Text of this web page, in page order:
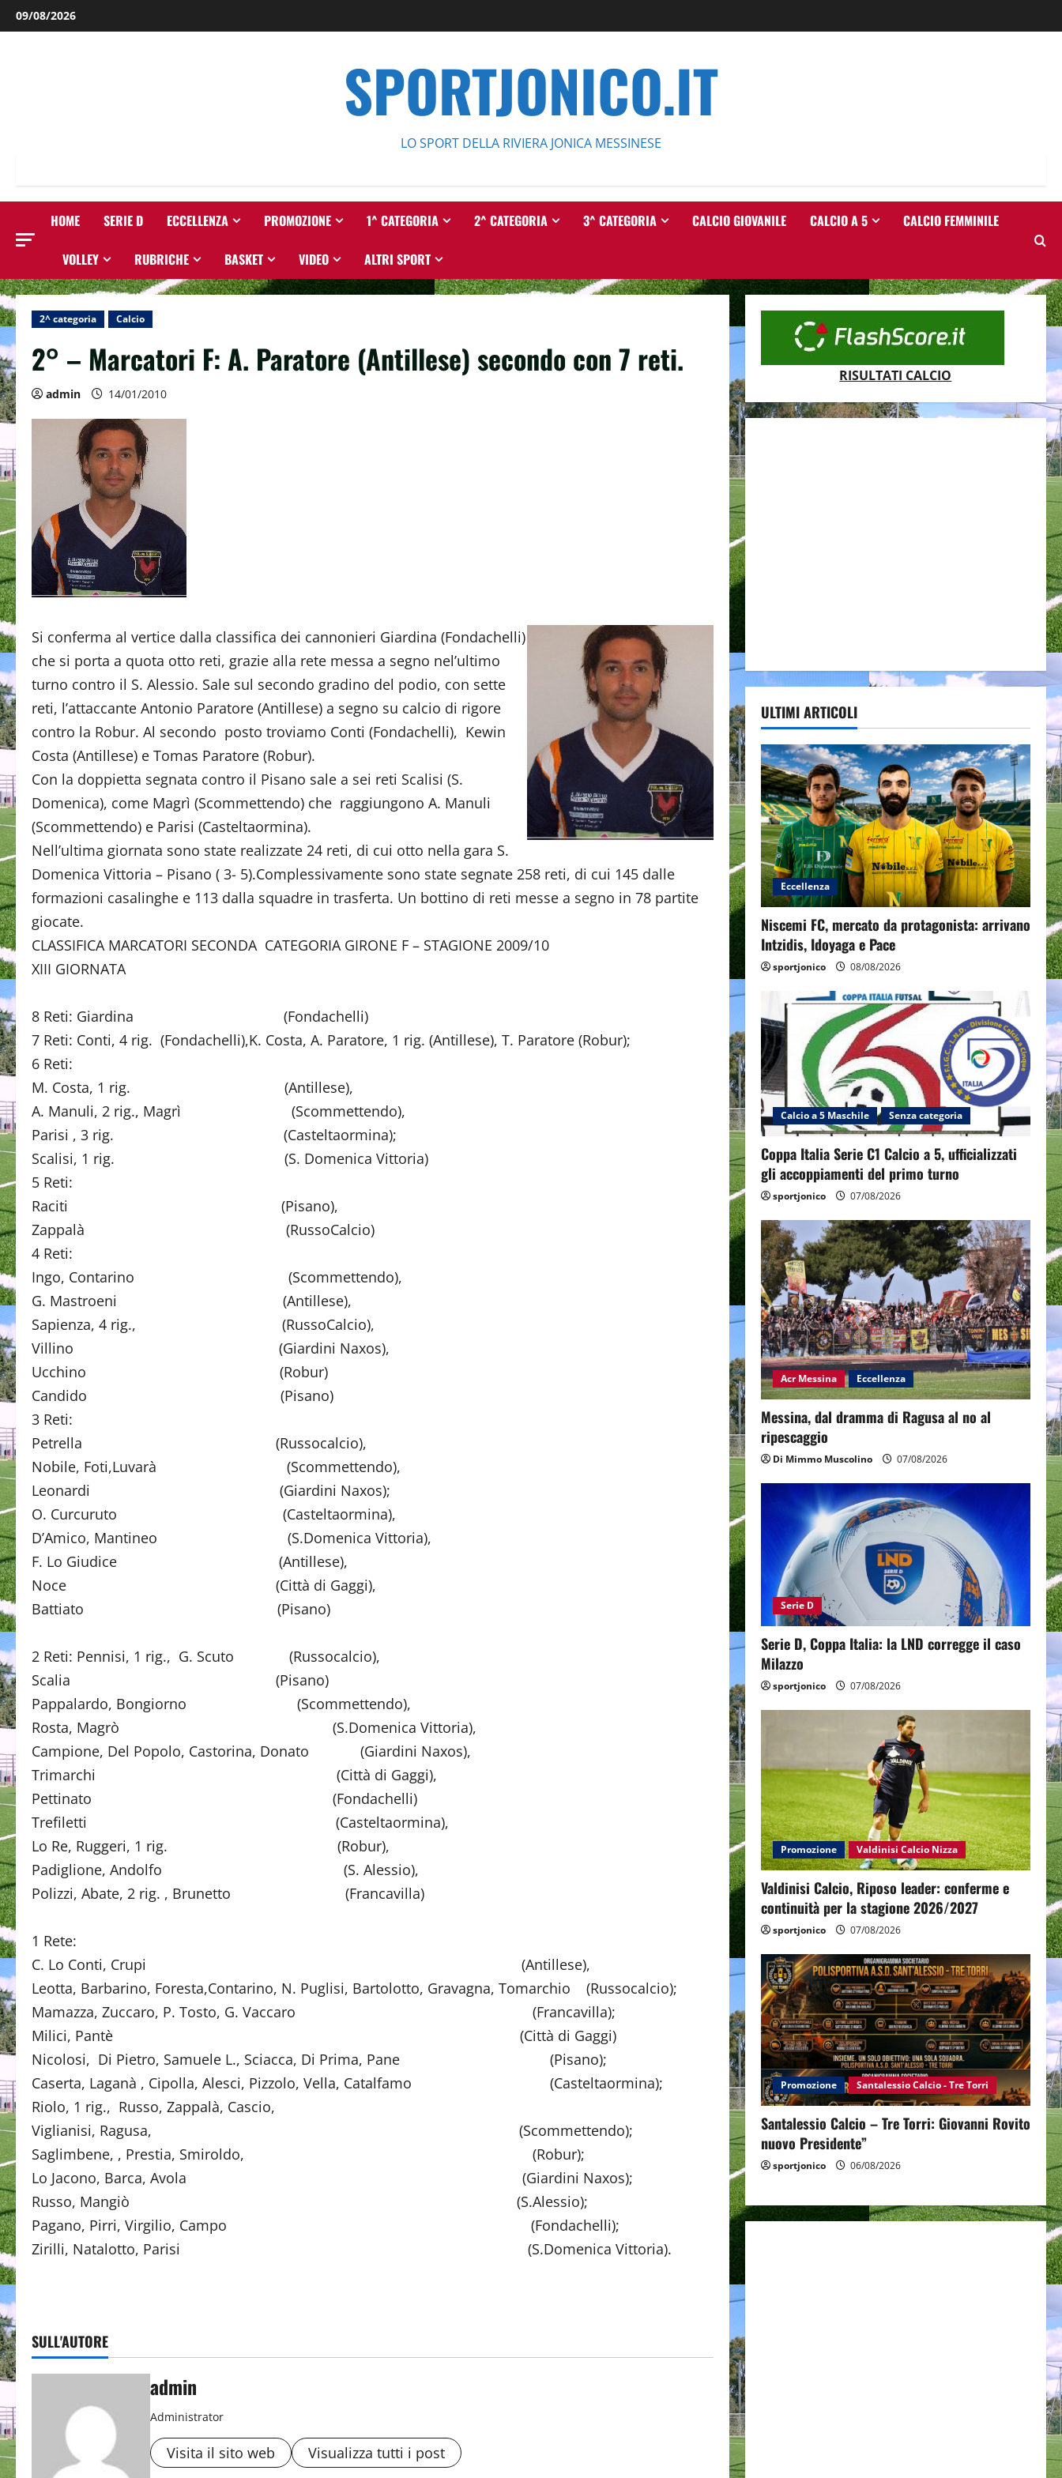
Salta
al
09/08/2026
SPORTJONICO.IT
LO SPORT DELLA RIVIERA JONICA MESSINESE
HOME SERIE D ECCELLENZA PROMOZIONE 1^ CATEGORIA 2^ CATEGORIA 3^ CATEGORIA CALCIO GIOVANILE CALCIO A 5 CALCIO FEMMINILE
VOLLEY RUBRICHE BASKET VIDEO ALTRI SPORT
2^ categoria Calcio
2° – Marcatori F: A. Paratore (Antillese) secondo con 7 reti.
admin 14/01/2010
Si conferma al vertice dalla classifica dei cannonieri Giardina (Fondachelli)
che si porta a quota otto reti, grazie alla rete messa a segno nel’ultimo
turno contro il S. Alessio. Sale sul secondo gradino del podio, con sette
reti, l’attaccante Antonio Paratore (Antillese) a segno su calcio di rigore
contro la Robur. Al secondo posto troviamo Conti (Fondachelli), Kewin
Costa (Antillese) e Tomas Paratore (Robur).
Con la doppietta segnata contro il Pisano sale a sei reti Scalisi (S.
Domenica), come Magrì (Scommettendo) che raggiungono A. Manuli
(Scommettendo) e Parisi (Casteltaormina).
Nell’ultima giornata sono state realizzate 24 reti, di cui otto nella gara S.
Domenica Vittoria – Pisano ( 3- 5).Complessivamente sono state segnate 258 reti, di cui 145 dalle
formazioni casalinghe e 113 dalla squadre in trasferta. Un bottino di reti messe a segno in 78 partite
giocate.
CLASSIFICA MARCATORI SECONDA CATEGORIA GIRONE F – STAGIONE 2009/10
XIII GIORNATA
8 Reti: Giardina (Fondachelli)
7 Reti: Conti, 4 rig. (Fondachelli),K. Costa, A. Paratore, 1 rig. (Antillese), T. Paratore (Robur);
6 Reti:
M. Costa, 1 rig. (Antillese),
A. Manuli, 2 rig., Magrì (Scommettendo),
Parisi , 3 rig. (Casteltaormina);
Scalisi, 1 rig. (S. Domenica Vittoria)
5 Reti:
Raciti (Pisano),
Zappalà (RussoCalcio)
4 Reti:
Ingo, Contarino (Scommettendo),
G. Mastroeni (Antillese),
Sapienza, 4 rig., (RussoCalcio),
Villino (Giardini Naxos),
Ucchino (Robur)
Candido (Pisano)
3 Reti:
Petrella (Russocalcio),
Nobile, Foti,Luvarà (Scommettendo),
Leonardi (Giardini Naxos);
O. Curcuruto (Casteltaormina),
D’Amico, Mantineo (S.Domenica Vittoria),
F. Lo Giudice (Antillese),
Noce (Città di Gaggi),
Battiato (Pisano)
2 Reti: Pennisi, 1 rig., G. Scuto (Russocalcio),
Scalia (Pisano)
Pappalardo, Bongiorno (Scommettendo),
Rosta, Magrò (S.Domenica Vittoria),
Campione, Del Popolo, Castorina, Donato (Giardini Naxos),
Trimarchi (Città di Gaggi),
Pettinato (Fondachelli)
Trefiletti (Casteltaormina),
Lo Re, Ruggeri, 1 rig. (Robur),
Padiglione, Andolfo (S. Alessio),
Polizzi, Abate, 2 rig. , Brunetto (Francavilla)
1 Rete:
C. Lo Conti, Crupi (Antillese),
Leotta, Barbarino, Foresta,Contarino, N. Puglisi, Bartolotto, Gravagna, Tomarchio (Russocalcio);
Mamazza, Zuccaro, P. Tosto, G. Vaccaro (Francavilla);
Milici, Pantè (Città di Gaggi)
Nicolosi, Di Pietro, Samuele L., Sciacca, Di Prima, Pane (Pisano);
Caserta, Laganà , Cipolla, Alesci, Pizzolo, Vella, Catalfamo (Casteltaormina);
Riolo, 1 rig., Russo, Zappalà, Cascio,
Viglianisi, Ragusa, (Scommettendo);
Saglimbene, , Prestia, Smiroldo, (Robur);
Lo Jacono, Barca, Avola (Giardini Naxos);
Russo, Mangiò (S.Alessio);
Pagano, Pirri, Virgilio, Campo (Fondachelli);
Zirilli, Natalotto, Parisi (S.Domenica Vittoria).
SULL'AUTORE
admin
Administrator
Visita il sito web Visualizza tutti i post
RISULTATI CALCIO
ULTIMI ARTICOLI
Eccellenza
Niscemi FC, mercato da protagonista: arrivano
Intzidis, Idoyaga e Pace
sportjonico 08/08/2026
Calcio a 5 Maschile Senza categoria
Coppa Italia Serie C1 Calcio a 5, ufficializzati
gli accoppiamenti del primo turno
sportjonico 07/08/2026
Acr Messina Eccellenza
Messina, dal dramma di Ragusa al no al
ripescaggio
Di Mimmo Muscolino 07/08/2026
Serie D
Serie D, Coppa Italia: la LND corregge il caso
Milazzo
sportjonico 07/08/2026
Promozione Valdinisi Calcio Nizza
Valdinisi Calcio, Riposo leader: conferme e
continuità per la stagione 2026/2027
sportjonico 07/08/2026
Promozione Santalessio Calcio - Tre Torri
Santalessio Calcio – Tre Torri: Giovanni Rovito
nuovo Presidente”
sportjonico 06/08/2026